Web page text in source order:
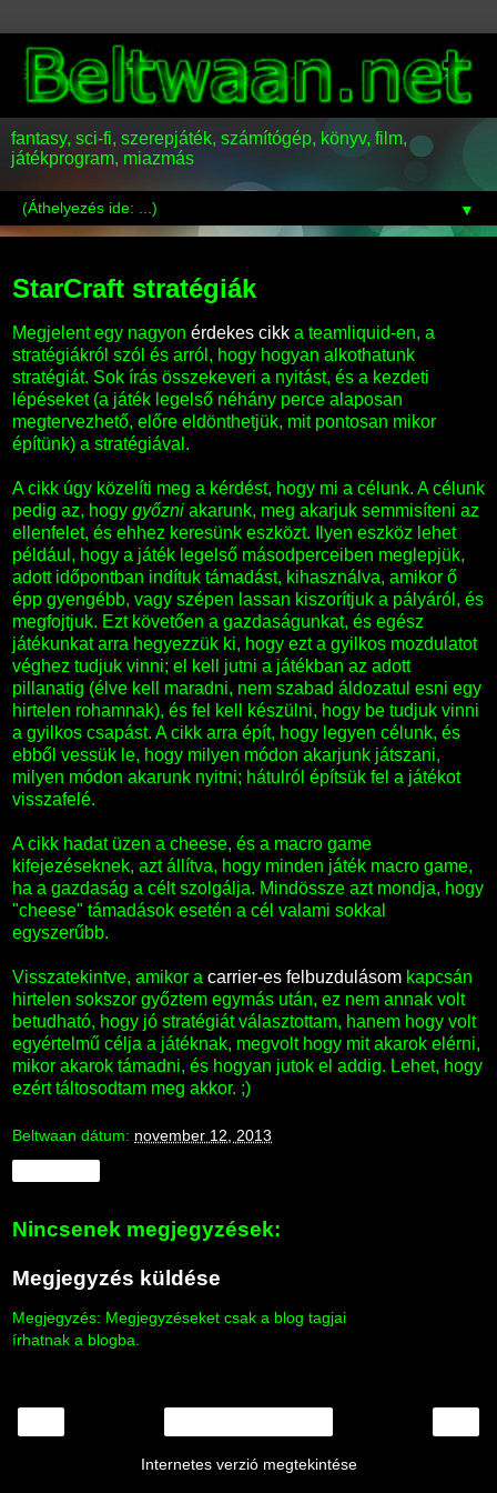
fantasy, sci-fi, szerepjáték, számítógép, könyv, film,
játékprogram, miazmás
▼
StarCraft stratégiák
Megjelent egy nagyon érdekes cikk a teamliquid-en, a
stratégiákról szól és arról, hogy hogyan alkothatunk
stratégiát. Sok írás összekeveri a nyitást, és a kezdeti
lépéseket (a játék legelső néhány perce alaposan
megtervezhető, előre eldönthetjük, mit pontosan mikor
építünk) a stratégiával.
A cikk úgy közelíti meg a kérdést, hogy mi a célunk. A célunk
pedig az, hogy győzni akarunk, meg akarjuk semmisíteni az
ellenfelet, és ehhez keresünk eszközt. Ilyen eszköz lehet
például, hogy a játék legelső másodperceiben meglepjük,
adott időpontban indítuk támadást, kihasználva, amikor ő
épp gyengébb, vagy szépen lassan kiszorítjuk a pályáról, és
megfojtjuk. Ezt követően a gazdaságunkat, és egész
játékunkat arra hegyezzük ki, hogy ezt a gyilkos mozdulatot
véghez tudjuk vinni; el kell jutni a játékban az adott
pillanatig (élve kell maradni, nem szabad áldozatul esni egy
hirtelen rohamnak), és fel kell készülni, hogy be tudjuk vinni
a gyilkos csapást. A cikk arra épít, hogy legyen célunk, és
ebből vessük le, hogy milyen módon akarjunk játszani,
milyen módon akarunk nyitni; hátulról építsük fel a játékot
visszafelé.
A cikk hadat üzen a cheese, és a macro game
kifejezéseknek, azt állítva, hogy minden játék macro game,
ha a gazdaság a célt szolgálja. Mindössze azt mondja, hogy
"cheese" támadások esetén a cél valami sokkal
egyszerűbb.
Visszatekintve, amikor a carrier-es felbuzdulásom kapcsán
hirtelen sokszor győztem egymás után, ez nem annak volt
betudható, hogy jó stratégiát választottam, hanem hogy volt
egyértelmű célja a játéknak, megvolt hogy mit akarok elérni,
mikor akarok támadni, és hogyan jutok el addig. Lehet, hogy
ezért táltosodtam meg akkor. ;)
Beltwaan dátum: november 12, 2013
Nincsenek megjegyzések:
Megjegyzés küldése
Megjegyzés: Megjegyzéseket csak a blog tagjai
írhatnak a blogba.
Internetes verzió megtekintése